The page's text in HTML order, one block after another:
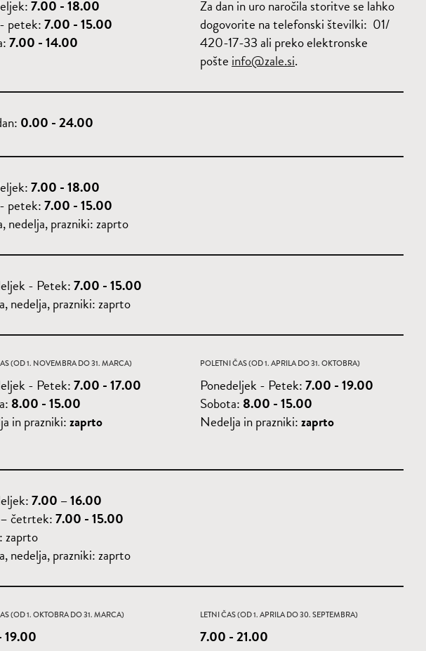
7.00 - 18.00
petek:7.00 - 15.00
7.00 - 14.00
Za dan in uro naročila storitve se lahko
dogovorite na telefonski številki: 01/
420-17-33 ali preko elektronske
pošteinfo@zale.si.
0.00 - 24.00
7.00 - 18.00
petek:7.00 - 15.00
nedelja, prazniki: zaprto
- Petek:7.00 - 15.00
nedelja, prazniki: zaprto
(OD 1. NOVEMBRA DO 31. MARCA)
- Petek:7.00 - 17.00
8.00 - 15.00
in prazniki:zaprto
POLETNI ČAS (OD 1. APRILA DO 31. OKTOBRA)
Ponedeljek - Petek:7.00 - 19.00
Sobota: 8.00 - 15.00
Nedelja in prazniki:zaprto
7.00 – 16.00
četrtek:7.00 - 15.00
zaprto
nedelja, prazniki: zaprto
(OD 1. OKTOBRA DO 31. MARCA)
19.00
LETNI ČAS (OD 1. APRILA DO 30. SEPTEMBRA)
7.00 - 21.00